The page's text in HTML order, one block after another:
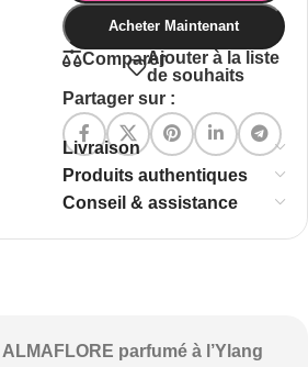
Acheter Maintenant
ComparerAjouter à la liste
de souhaits
Partager sur :
Livraison
Produits authentiques
Conseil & assistance
parfumé à l’Ylang